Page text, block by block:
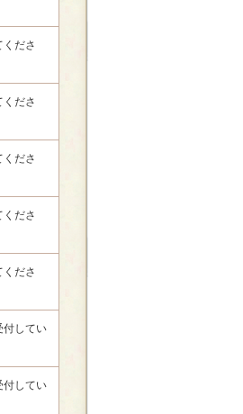
ださ
ださ
ださ
ださ
ださ
付してい
付してい